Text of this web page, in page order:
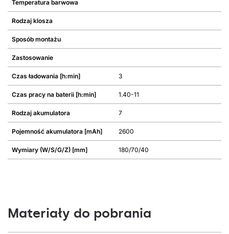
Temperatura barwowa
Rodzaj klosza
Sposób montażu
Zastosowanie
Czas ładowania [h:min] 3
Czas pracy na baterii [h:min] 1.40-11
Rodzaj akumulatora 7
Pojemność akumulatora [mAh] 2600
Wymiary (W/S/G/Z) [mm] 180/70/40
Materiały do pobrania